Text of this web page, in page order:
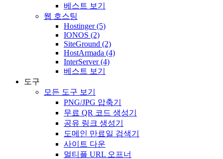
베스트 보기
웹 호스팅
Hostinger(5)
IONOS (2)
SiteGround (2)
HostArmada (4)
InterServer(4)
베스트 보기
도구
모든 도구 보기
PNG/JPG 압축기
무료 QR 코드 생성기
공유 링크 생성기
도메인 만료일 검색기
사이트 다운
멀티플 URL 오프너